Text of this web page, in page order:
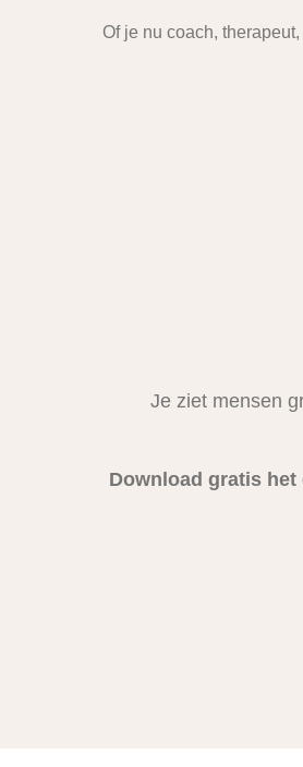
Of je nu coach,
Je ziet mensen
Download gratis het